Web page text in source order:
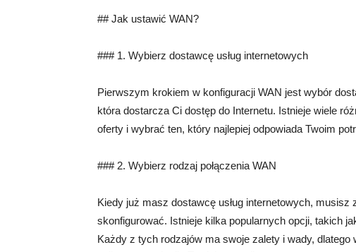
## Jak ustawić WAN?
### 1. Wybierz dostawcę usług internetowych
Pierwszym krokiem w konfiguracji WAN jest wybór
która dostarcza Ci dostęp do Internetu. Istnieje wiele
oferty i wybrać ten, który najlepiej odpowiada Twoim
### 2. Wybierz rodzaj połączenia WAN
Kiedy już masz dostawcę usług internetowych,
skonfigurować. Istnieje kilka popularnych opcji, takich
Każdy z tych rodzajów ma swoje zalety i wady,